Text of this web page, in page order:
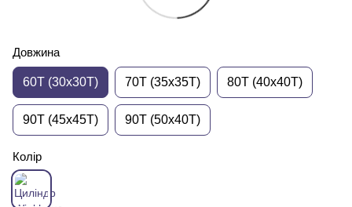
Довжина
60T (30x30T) 70T (35x35T) 80T (40x40T)
90T (45x45T) 90T (50x40T)
Колір